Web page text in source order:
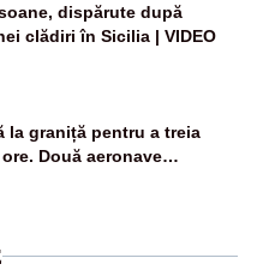
dispărute după
clădiri în Sicilia | VIDEO
la graniță pentru a treia
Două aeronave
au fost ridicate de la